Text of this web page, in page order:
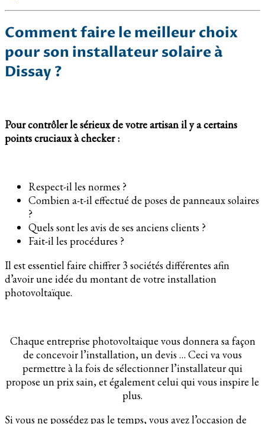
Comment faire le meilleur choix
pour son installateur solaire à
Dissay ?
Pour contrôler le sérieux de votre artisan il y a certains
points cruciaux à checker :
Respect-il les normes ?
Combien a-t-il effectué de poses de panneaux solaires
?
Quels sont les avis de ses anciens clients ?
Fait-il les procédures ?
Il est essentiel faire chiffrer 3 sociétés différentes afin
d’avoir une idée du montant de votre installation
photovoltaïque.
Chaque entreprise photovoltaique vous donnera sa façon
de concevoir l’installation, un devis … Ceci va vous
permettre à la fois de sélectionner l’installateur qui
propose un prix sain, et également celui qui vous inspire le
plus.
Si vous ne possédez pas le temps, vous avez l’occasion de